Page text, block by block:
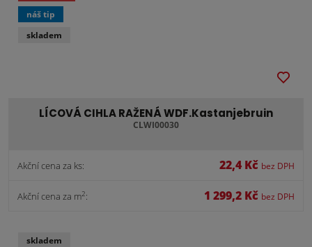
LÍCOVÁ CIHLA RAŽENÁ WDF.Kastanjebruin
CLWI00030
Akční cena za ks: 22,4 Kč bez DPH
Akční cena za m2: 1 299,2 Kč bez DPH
náš tip
skladem
skladem